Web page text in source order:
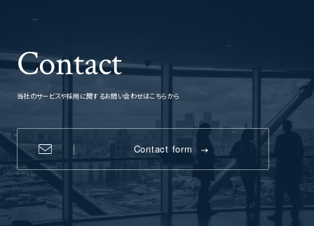
Contact
当社のサービスや採用に関するお問い合わせはこちらから
Contact form